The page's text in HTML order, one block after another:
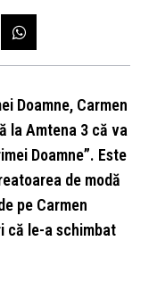
Doamne, Carmen
la Amtena 3 că va
Doamne”. Este
de modă
pe Carmen
că le-a schimbat